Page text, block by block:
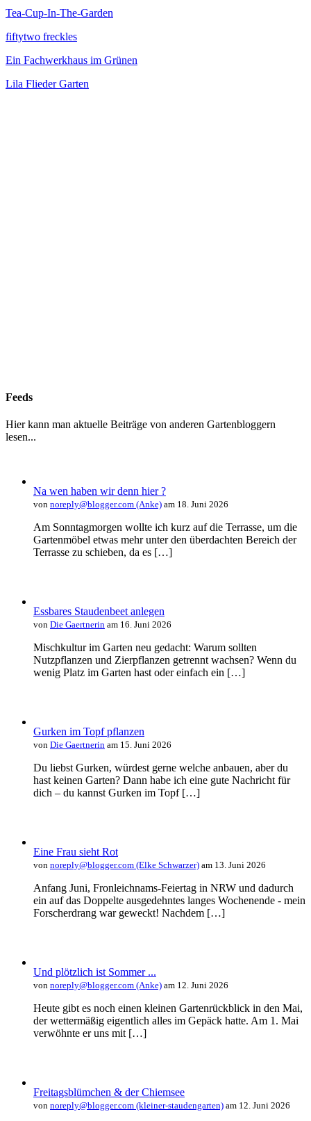
Tea-Cup-In-The-Garden
fiftytwo freckles
Ein Fachwerkhaus im Grünen
Lila Flieder Garten
Feeds
Hier kann man aktuelle Beiträge von anderen Gartenbloggern
lesen...
Na wen haben wir denn hier ?
von noreply@blogger.com (Anke) am 18. Juni 2026
Am Sonntagmorgen wollte ich kurz auf die Terrasse, um die
Gartenmöbel etwas mehr unter den überdachten Bereich der
Terrasse zu schieben, da es […]
Essbares Staudenbeet anlegen
von Die Gaertnerin am 16. Juni 2026
Mischkultur im Garten neu gedacht: Warum sollten
Nutzpflanzen und Zierpflanzen getrennt wachsen? Wenn du
wenig Platz im Garten hast oder einfach ein […]
Gurken im Topf pflanzen
von Die Gaertnerin am 15. Juni 2026
Du liebst Gurken, würdest gerne welche anbauen, aber du
hast keinen Garten? Dann habe ich eine gute Nachricht für
dich – du kannst Gurken im Topf […]
Eine Frau sieht Rot
von noreply@blogger.com (Elke Schwarzer) am 13. Juni 2026
Anfang Juni, Fronleichnams-Feiertag in NRW und dadurch
ein auf das Doppelte ausgedehntes langes Wochenende - mein
Forscherdrang war geweckt! Nachdem […]
Und plötzlich ist Sommer ...
von noreply@blogger.com (Anke) am 12. Juni 2026
Heute gibt es noch einen kleinen Gartenrückblick in den Mai,
der wettermäßig eigentlich alles im Gepäck hatte. Am 1. Mai
verwöhnte er uns mit […]
Freitagsblümchen & der Chiemsee
von noreply@blogger.com (kleiner-staudengarten) am 12. Juni 2026